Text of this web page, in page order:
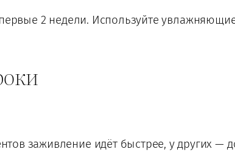
2 недели. Используйте
заживление идёт быстрее, у других —